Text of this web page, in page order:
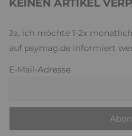
KEINEN ARTIKEL
Ja, ich möchte 1-2x
auf psymag.de informiert
E-Mail-Adresse